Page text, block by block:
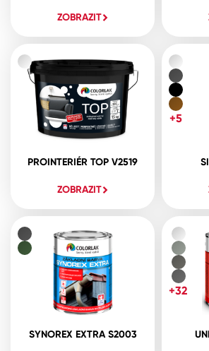
ZOBRAZIT
PROINTERIÉR TOP V2519
ZOBRAZIT
+5
SYNOREX EXTRA S2003
+32